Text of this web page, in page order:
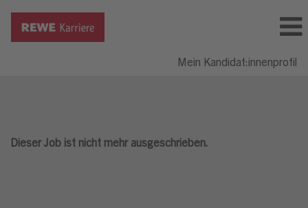
Mein Kandidat:innenprofil
Dieser Job ist nicht mehr ausgeschrieben.